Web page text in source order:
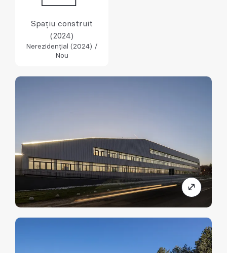
Spațiu construit
(2024)
Nerezidențial (2024) /
Nou